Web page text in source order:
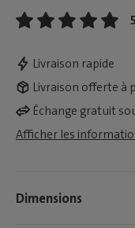
Livraison rapide
Livraison offerte à
Échange gratuit
Afficher les
Dimensions